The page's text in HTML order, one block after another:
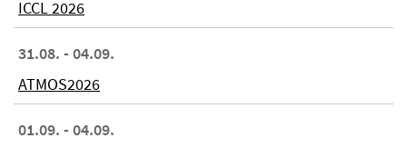
ICCL 2026
31.08. - 04.09.
ATMOS2026
01.09. - 04.09.